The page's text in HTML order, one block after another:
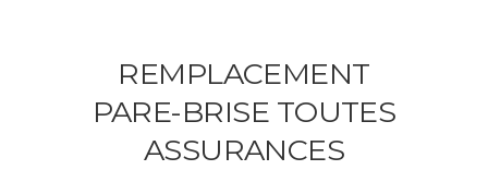
REMPLACEMENT
PARE-BRISE TOUTES
ASSURANCES